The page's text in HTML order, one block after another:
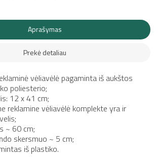
Aprašymas
Prekė detaliau
vėliavėlė pagaminta iš aukštos
poliesterio;
12 x 41 cm;
reklamine vėliavėlė komplekte yra ir
~ 60 cm;
skersmuo ~ 5 cm;
iš plastiko.